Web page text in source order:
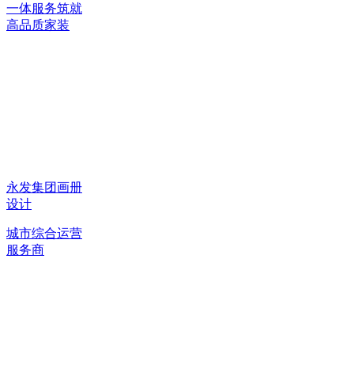
一体服务筑就
高品质家装
永发集团画册
设计
城市综合运营
服务商